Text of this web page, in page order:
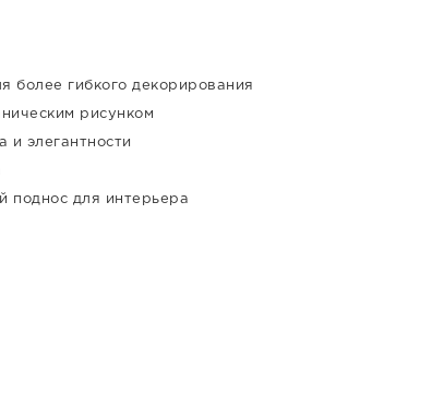
более гибкого декорирования
рисунком
и элегантности
поднос для интерьера